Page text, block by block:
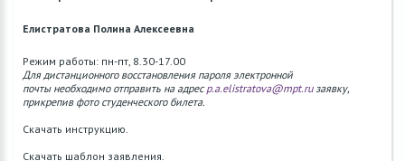
Елистратова Полина Алексеевна
Режим работы: пн-пт, 8.30-17.00
Для дистанционного восстановления пароля электронной
почты необходимо отправить на адресp.a.elistratova@mpt.ruзаявку,
прикрепив фото студенческого билета.
Скачать инструкцию.
Скачать шаблон заявления.